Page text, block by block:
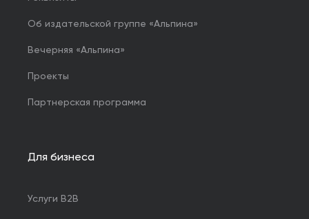
Об издательской группе «Альпина»
Вечерняя «Альпина»
Проекты
Партнерская программа
Для бизнеса
Услуги B2B